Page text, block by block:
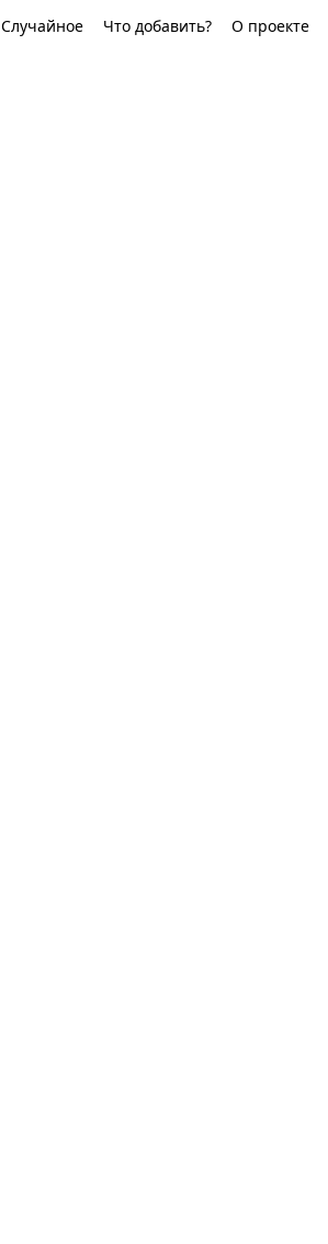
Случайное Что добавить? О проекте